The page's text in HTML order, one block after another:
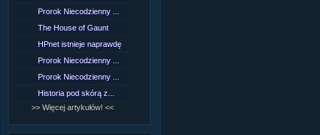
Prorok Niecodzienny ...
The House of Gaunt
HPnet istnieje naprawdę
Prorok Niecodzienny ...
Prorok Niecodzienny ...
Historia pod skórą z...
>> Więcej artykułów! <<